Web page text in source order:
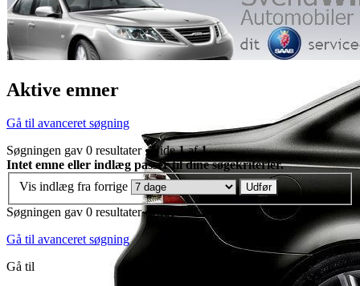
Aktive emner
Gå til avanceret søgning
Søgningen gav 0 resultater • Side1af1
Intet emne eller indlæg passer til dine søgekriterier.
Vis indlæg fra forrige
Søgningen gav 0 resultater • Side
af1
Gå til avanceret søgning
Gå til